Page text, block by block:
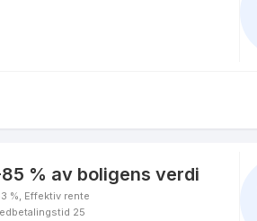
% av boligens verdi
%, Effektiv rente
25